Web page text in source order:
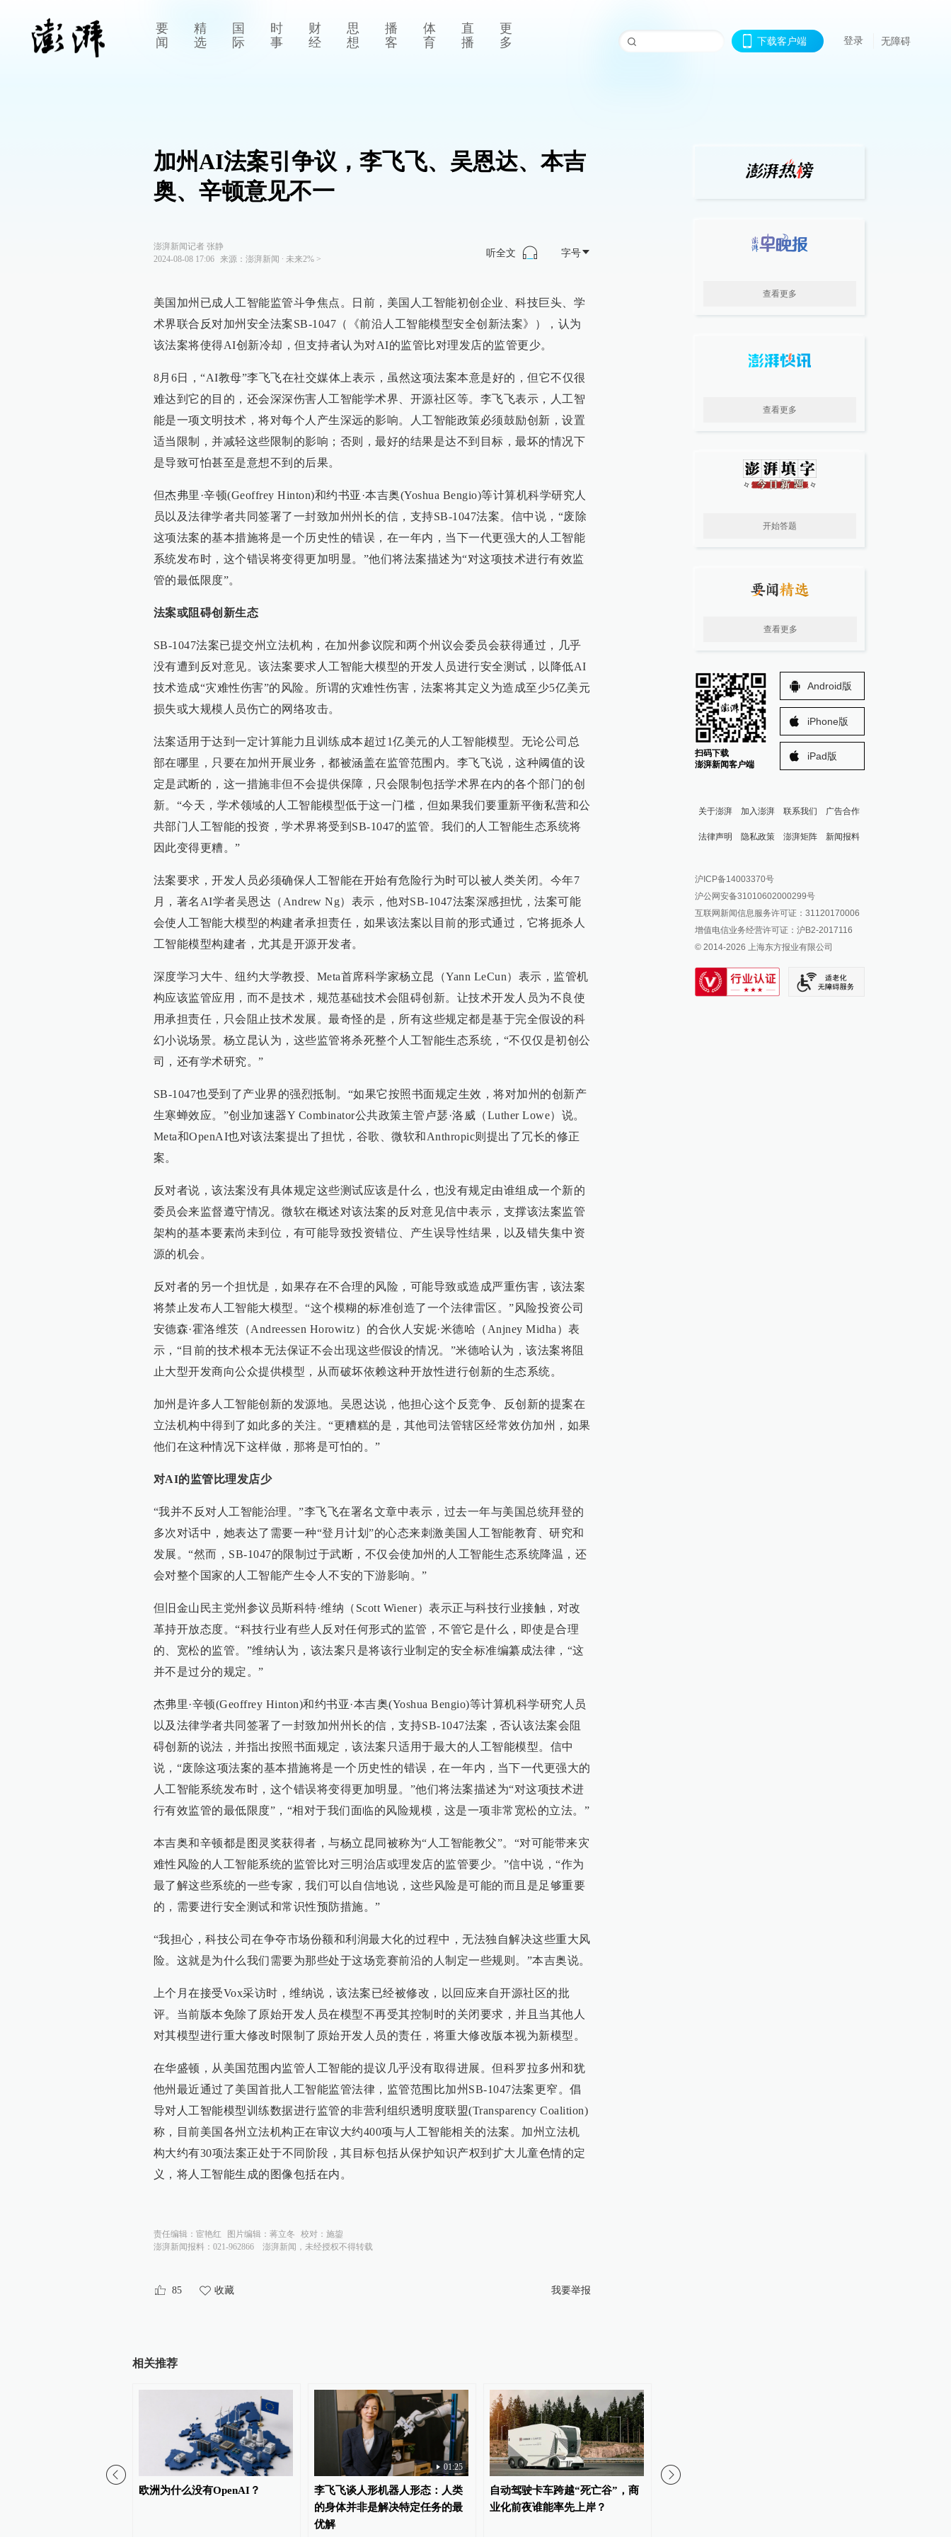
要
闻
精
选
国
际
时
事
财
经
思
想
播
客
体
育
直
播
更
多
下载客户端 登录 无障碍
加州AI法案引争议，李飞飞、吴恩达、本吉
奥、辛顿意见不一
澎湃新闻记者 张静
2024-08-08 17:06
来源： 澎湃新闻 ∙ 未来2%>
听全文 字号
美国加州已成人工智能监管斗争焦点。日前，美国人工智能初创企业、科技巨头、学
术界联合反对加州安全法案SB-1047（《前沿人工智能模型安全创新法案》），认为
该法案将使得AI创新冷却，但支持者认为对AI的监管比对理发店的监管更少。
8月6日，“AI教母”李飞飞在社交媒体上表示，虽然这项法案本意是好的，但它不仅很
难达到它的目的，还会深深伤害人工智能学术界、开源社区等。李飞飞表示，人工智
能是一项文明技术，将对每个人产生深远的影响。人工智能政策必须鼓励创新，设置
适当限制，并减轻这些限制的影响；否则，最好的结果是达不到目标，最坏的情况下
是导致可怕甚至是意想不到的后果。
但杰弗里·辛顿(Geoffrey Hinton)和约书亚·本吉奥(Yoshua Bengio)等计算机科学研究人
员以及法律学者共同签署了一封致加州州长的信，支持SB-1047法案。信中说，“废除
这项法案的基本措施将是一个历史性的错误，在一年内，当下一代更强大的人工智能
系统发布时，这个错误将变得更加明显。”他们将法案描述为“对这项技术进行有效监
管的最低限度”。
法案或阻碍创新生态
SB-1047法案已提交州立法机构，在加州参议院和两个州议会委员会获得通过，几乎
没有遭到反对意见。该法案要求人工智能大模型的开发人员进行安全测试，以降低AI
技术造成“灾难性伤害”的风险。所谓的灾难性伤害，法案将其定义为造成至少5亿美元
损失或大规模人员伤亡的网络攻击。
法案适用于达到一定计算能力且训练成本超过1亿美元的人工智能模型。无论公司总
部在哪里，只要在加州开展业务，都被涵盖在监管范围内。李飞飞说，这种阈值的设
定是武断的，这一措施非但不会提供保障，只会限制包括学术界在内的各个部门的创
新。“今天，学术领域的人工智能模型低于这一门槛，但如果我们要重新平衡私营和公
共部门人工智能的投资，学术界将受到SB-1047的监管。我们的人工智能生态系统将
因此变得更糟。”
法案要求，开发人员必须确保人工智能在开始有危险行为时可以被人类关闭。今年7
月，著名AI学者吴恩达（Andrew Ng）表示，他对SB-1047法案深感担忧，法案可能
会使人工智能大模型的构建者承担责任，如果该法案以目前的形式通过，它将扼杀人
工智能模型构建者，尤其是开源开发者。
深度学习大牛、纽约大学教授、Meta首席科学家杨立昆（Yann LeCun）表示，监管机
构应该监管应用，而不是技术，规范基础技术会阻碍创新。让技术开发人员为不良使
用承担责任，只会阻止技术发展。最奇怪的是，所有这些规定都是基于完全假设的科
幻小说场景。杨立昆认为，这些监管将杀死整个人工智能生态系统，“不仅仅是初创公
司，还有学术研究。”
SB-1047也受到了产业界的强烈抵制。“如果它按照书面规定生效，将对加州的创新产
生寒蝉效应。”创业加速器Y Combinator公共政策主管卢瑟·洛威（Luther Lowe）说。
Meta和OpenAI也对该法案提出了担忧，谷歌、微软和Anthropic则提出了冗长的修正
案。
反对者说，该法案没有具体规定这些测试应该是什么，也没有规定由谁组成一个新的
委员会来监督遵守情况。微软在概述对该法案的反对意见信中表示，支撑该法案监管
架构的基本要素尚未到位，有可能导致投资错位、产生误导性结果，以及错失集中资
源的机会。
反对者的另一个担忧是，如果存在不合理的风险，可能导致或造成严重伤害，该法案
将禁止发布人工智能大模型。“这个模糊的标准创造了一个法律雷区。”风险投资公司
安德森·霍洛维茨（Andreessen Horowitz）的合伙人安妮·米德哈（Anjney Midha）表
示，“目前的技术根本无法保证不会出现这些假设的情况。”米德哈认为，该法案将阻
止大型开发商向公众提供模型，从而破坏依赖这种开放性进行创新的生态系统。
加州是许多人工智能创新的发源地。吴恩达说，他担心这个反竞争、反创新的提案在
立法机构中得到了如此多的关注。“更糟糕的是，其他司法管辖区经常效仿加州，如果
他们在这种情况下这样做，那将是可怕的。”
对AI的监管比理发店少
“我并不反对人工智能治理。”李飞飞在署名文章中表示，过去一年与美国总统拜登的
多次对话中，她表达了需要一种“登月计划”的心态来刺激美国人工智能教育、研究和
发展。“然而，SB-1047的限制过于武断，不仅会使加州的人工智能生态系统降温，还
会对整个国家的人工智能产生令人不安的下游影响。”
但旧金山民主党州参议员斯科特·维纳（Scott Wiener）表示正与科技行业接触，对改
革持开放态度。“科技行业有些人反对任何形式的监管，不管它是什么，即使是合理
的、宽松的监管。”维纳认为，该法案只是将该行业制定的安全标准编纂成法律，“这
并不是过分的规定。”
杰弗里·辛顿(Geoffrey Hinton)和约书亚·本吉奥(Yoshua Bengio)等计算机科学研究人员
以及法律学者共同签署了一封致加州州长的信，支持SB-1047法案，否认该法案会阻
碍创新的说法，并指出按照书面规定，该法案只适用于最大的人工智能模型。信中
说，“废除这项法案的基本措施将是一个历史性的错误，在一年内，当下一代更强大的
人工智能系统发布时，这个错误将变得更加明显。”他们将法案描述为“对这项技术进
行有效监管的最低限度”，“相对于我们面临的风险规模，这是一项非常宽松的立法。”
本吉奥和辛顿都是图灵奖获得者，与杨立昆同被称为“人工智能教父”。“对可能带来灾
难性风险的人工智能系统的监管比对三明治店或理发店的监管要少。”信中说，“作为
最了解这些系统的一些专家，我们可以自信地说，这些风险是可能的而且是足够重要
的，需要进行安全测试和常识性预防措施。”
“我担心，科技公司在争夺市场份额和利润最大化的过程中，无法独自解决这些重大风
险。这就是为什么我们需要为那些处于这场竞赛前沿的人制定一些规则。”本吉奥说。
上个月在接受Vox采访时，维纳说，该法案已经被修改，以回应来自开源社区的批
评。当前版本免除了原始开发人员在模型不再受其控制时的关闭要求，并且当其他人
对其模型进行重大修改时限制了原始开发人员的责任，将重大修改版本视为新模型。
在华盛顿，从美国范围内监管人工智能的提议几乎没有取得进展。但科罗拉多州和犹
他州最近通过了美国首批人工智能监管法律，监管范围比加州SB-1047法案更窄。倡
导对人工智能模型训练数据进行监管的非营利组织透明度联盟(Transparency Coalition)
称，目前美国各州立法机构正在审议大约400项与人工智能相关的法案。加州立法机
构大约有30项法案正处于不同阶段，其目标包括从保护知识产权到扩大儿童色情的定
义，将人工智能生成的图像包括在内。
责任编辑： 宦艳红 图片编辑： 蒋立冬 校对： 施鋆
澎湃新闻报料：021-962866
澎湃新闻，未经授权不得转载
85 收藏 我要举报
相关推荐
欧洲为什么没有OpenAI？
01:25
李飞飞谈人形机器人形态：人类
的身体并非是解决特定任务的最
优解
自动驾驶卡车跨越“死亡谷”，商
业化前夜谁能率先上岸？
查看更多
查看更多
开始答题
查看更多
扫码下载
澎湃新闻客户端
Android版
iPhone版
iPad版
关于澎湃 加入澎湃 联系我们 广告合作
法律声明 隐私政策 澎湃矩阵
澎湃新闻公众号
澎湃新闻抖音号
派生万物开放平台
IP SHANGHAI
SIXTH TONE
新闻报料
报料邮箱: news@thepaper.cn
沪ICP备14003370号
沪公网安备31010602000299号
互联网新闻信息服务许可证：31120170006
增值电信业务经营许可证：沪B2-2017116
© 2014-2026 上海东方报业有限公司